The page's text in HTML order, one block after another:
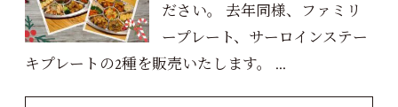
ださい。 去年同様、ファミリ
ープレート、サーロインステー
キプレートの2種を販売いたします。 ...